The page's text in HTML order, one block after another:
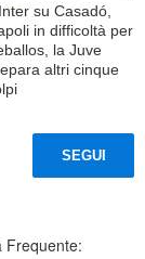
su Casadó,
in difficoltà per
la Juve
altri cinque
SEGUI
Frequente: